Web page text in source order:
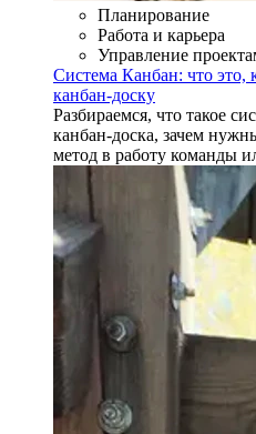
Планирование
Работа и карьера
Управление
Система Канбан: что это,
канбан-доску
Разбираемся, что такое
канбан-доска, зачем
метод в работу команды